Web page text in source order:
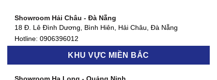
Showroom Quận 7 - TP. HCM
877 Huỳnh Tấn Phát, Phú Thuận, Quận 7, TP HCM
Hotline:0906396012
Showroom Hải Châu - Đà Nẵng
18 Đ. Lê Đình Dương, Bình Hiên, Hải Châu, Đà Nẵng
Hotline: 0906396012
Showroom Thanh Khê - Đà Nẵng
KHU VỰC MIỀN BẮC